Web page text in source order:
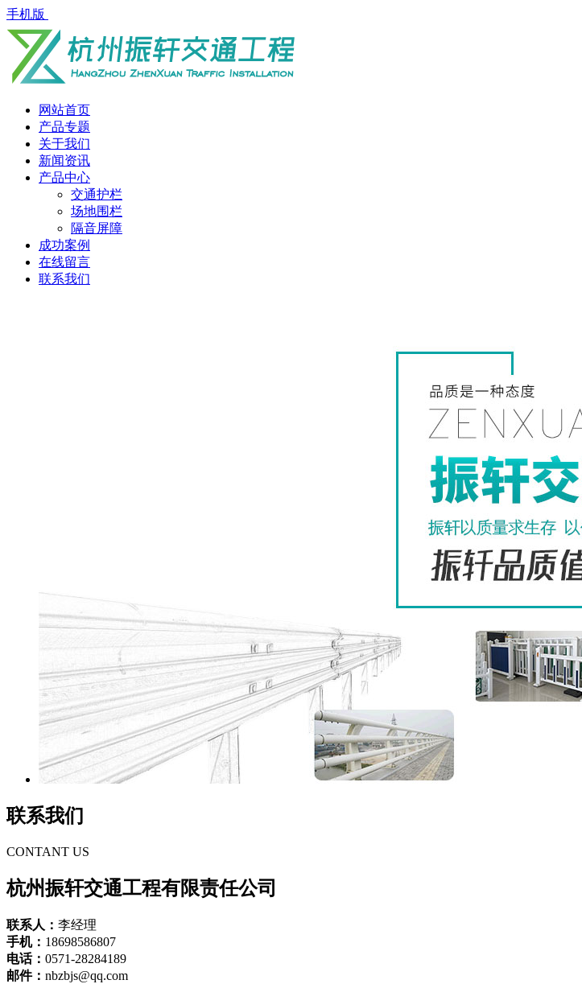
手机版
网站首页
产品专题
关于我们
新闻资讯
产品中心
交通护栏
场地围栏
隔音屏障
成功案例
在线留言
联系我们
联系我们
CONTANT US
杭州振轩交通工程有限责任公司
联系人： 李经理
手机： 18698586807
电话： 0571-28284189
邮件： nbzbjs@qq.com